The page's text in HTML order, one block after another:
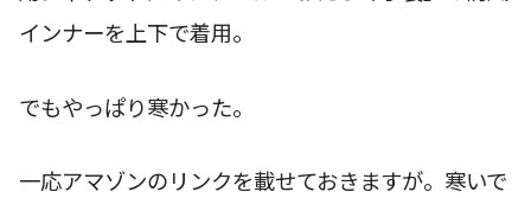
インナーを上下で着用。
でもやっぱり寒かった。
一応アマゾンのリンクを載せておきますが。寒いで